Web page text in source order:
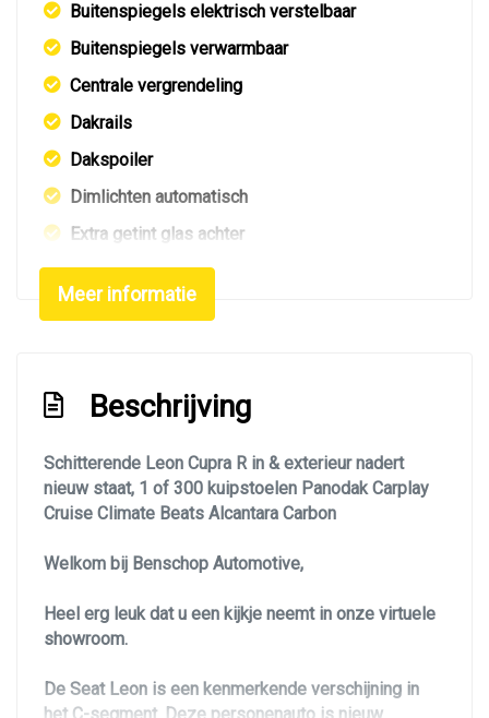
Buitenspiegels elektrisch verstelbaar
Buitenspiegels verwarmbaar
Centrale vergrendeling
Dakrails
Dakspoiler
Dimlichten automatisch
Extra getint glas achter
Getint glas
Keyless entry
Led dagrijverlichting
Led koplampen
Led verlichting
Metaalkleur
Navigatie
Panoramadak
Park distance control
Meer informatie
Beschrijving
Schitterende Leon Cupra R in & exterieur nadert
nieuw staat, 1 of 300 kuipstoelen Panodak Carplay
Cruise Climate Beats Alcantara Carbon
Welkom bij Benschop Automotive,
Heel erg leuk dat u een kijkje neemt in onze virtuele
showroom.
De Seat Leon is een kenmerkende verschijning in